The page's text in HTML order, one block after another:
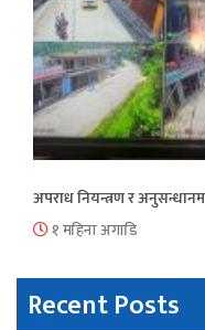
अपराध नियन्त्रण र
१ महिना अगाडि
Recent Posts